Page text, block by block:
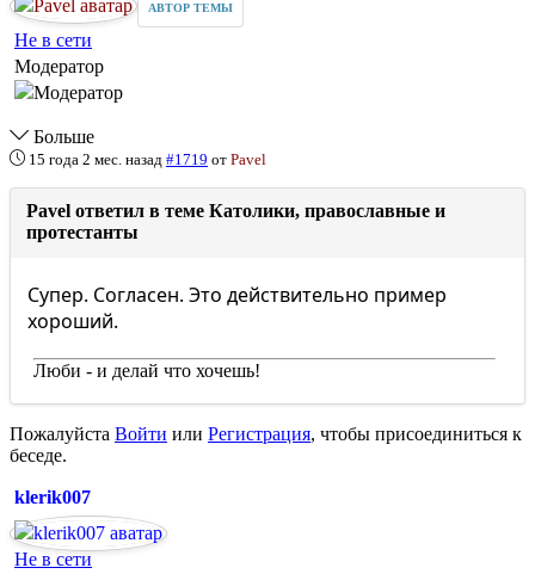
АВТОР ТЕМЫ
Не в сети
Модератор
Больше
15 года 2 мес. назад #1719 от Pavel
Pavel ответил в теме Католики, православные и
протестанты
Супер. Согласен. Это действительно пример
хороший.
Люби - и делай что хочешь!
Пожалуйста Войти или Регистрация, чтобы присоединиться к
беседе.
klerik007
Не в сети